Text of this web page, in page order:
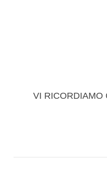
VI RICORDIAMO